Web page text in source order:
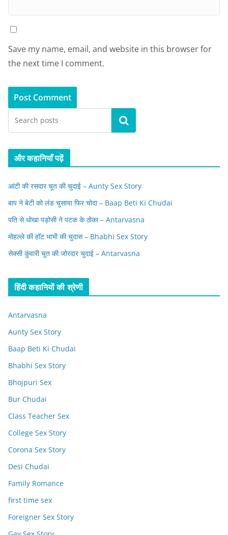
Save my name, email, and website in this browser for
the next time I comment.
Search
और कहानियाँ पढ़ें
आंटी की रसदार चूत की चुदाई – Aunty Sex Story
बाप ने बेटी को लंड चुसाया फिर चोदा – Baap Beti Ki Chudai
पति से धोखा पड़ोसी ने पटक के ठोका – Antarvasna
मोहल्ले की हॉट भाभी की चुदास – Bhabhi Sex Story
सेक्सी कुंवारी चूत की जोरदार चुदाई – Antarvasna
हिंदी कहानियों की श्रेणी
Antarvasna
Aunty Sex Story
Baap Beti Ki Chudai
Bhabhi Sex Story
Bhojpuri Sex
Bur Chudai
Class Teacher Sex
College Sex Story
Corona Sex Story
Desi Chudai
Family Romance
first time sex
Foreigner Sex Story